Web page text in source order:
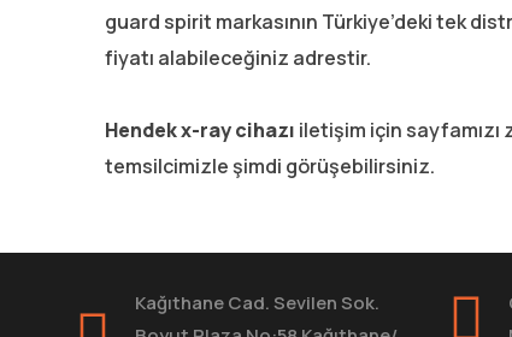
guard spirit markasının Türkiye’deki tek
fiyatı alabileceğiniz adrestir.
Hendek x-ray cihazı iletişim için
temsilcimizle şimdi görüşebilirsiniz.
Kağıthane Cad. Sevilen Sok.